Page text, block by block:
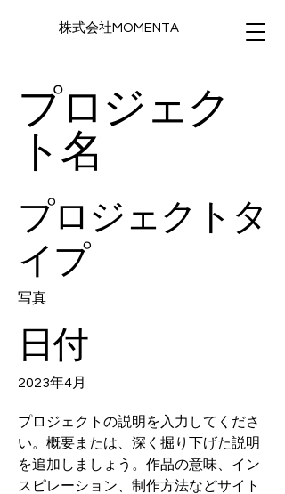
株式会社MOMENTA
プロジェク
ト名
プロジェクトタ
イプ
写真
日付
2023年4月
プロジェクトの説明を入力してくださ
い。概要または、深く掘り下げた説明
を追加しましょう。作品の意味、イン
スピレーション、制作方法などサイト